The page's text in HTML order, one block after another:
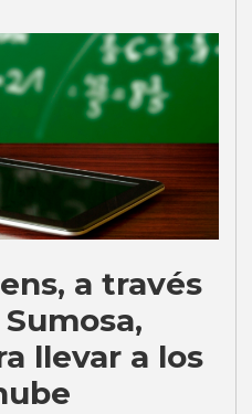
a través
llevar a los